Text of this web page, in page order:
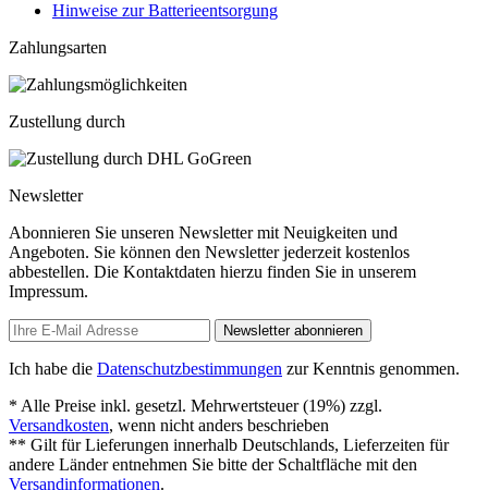
Hinweise zur Batterieentsorgung
Zahlungsarten
Zustellung durch
Newsletter
Abonnieren Sie unseren Newsletter mit Neuigkeiten und
Angeboten. Sie können den Newsletter jederzeit kostenlos
abbestellen. Die Kontaktdaten hierzu finden Sie in unserem
Impressum.
Newsletter abonnieren
Ich habe die Datenschutzbestimmungen zur Kenntnis genommen.
* Alle Preise inkl. gesetzl. Mehrwertsteuer (19%) zzgl.
Versandkosten, wenn nicht anders beschrieben
** Gilt für Lieferungen innerhalb Deutschlands, Lieferzeiten für
andere Länder entnehmen Sie bitte der Schaltfläche mit den
Versandinformationen.